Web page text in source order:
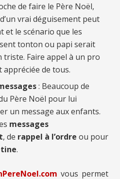
de faire le Père Noël,
vrai déguisement peut
le scénario que les
tonton ou papi serait
triste. Faire appel à un pro
appréciée de tous.
: Beaucoup de
Père Noël pour lui
un message aux enfants.
messages
, de rappel à l’ordre ou pour
.
vous permet